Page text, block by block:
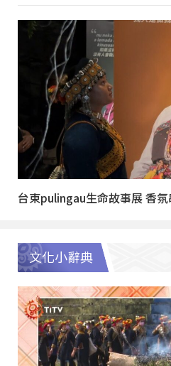
台東pulingau生命故事展 香
文化小辭典